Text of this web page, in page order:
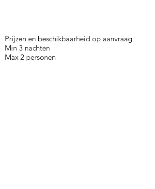
Prijzen en beschikbaarheid op aanvraag
Min 3 nachten
Max 2 personen